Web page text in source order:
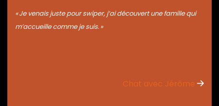
« Je venais juste pour swiper, j’ai découvert une famille qui
m’accueille comme je suis. »
Chat avec Jérôme